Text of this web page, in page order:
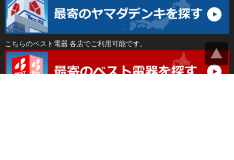
こちらのベスト電器 各店でご利用可能です。